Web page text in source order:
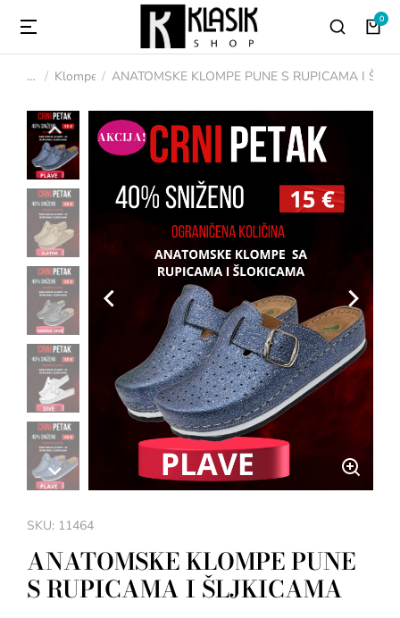
You are here:
Klompe ANATOMSKE KLOMPE PUNE S RUPICAMA I
AKCIJA!
SKU: 11464
ANATOMSKE KLOMPE PUNE
S RUPICAMA I ŠLJKICAMA